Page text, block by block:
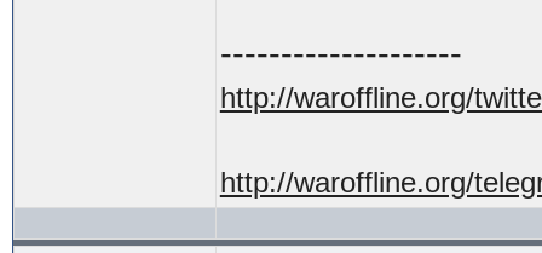
--------------------
http://waroffline.org/
http://waroffline.org/